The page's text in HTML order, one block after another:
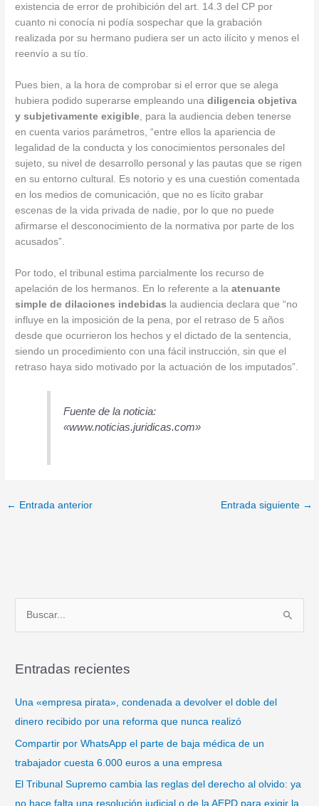
existencia de error de prohibición del art. 14.3 del CP por
cuanto ni conocía ni podía sospechar que la grabación
realizada por su hermano pudiera ser un acto ilícito y menos el
reenvío a su tío.
Pues bien, a la hora de comprobar si el error que se alega
hubiera podido superarse empleando unadiligencia objetiva
y subjetivamente exigible , para la audiencia deben tenerse
en cuenta varios parámetros, “entre ellos la apariencia de
legalidad de la conducta y los conocimientos personales del
sujeto, su nivel de desarrollo personal y las pautas que se rigen
en su entorno cultural. Es notorio y es una cuestión comentada
en los medios de comunicación, que no es lícito grabar
escenas de la vida privada de nadie, por lo que no puede
afirmarse el desconocimiento de la normativa por parte de los
acusados”.
Por todo, el tribunal estima parcialmente los recurso de
apelación de los hermanos. En lo referente a laatenuante
simple de dilaciones indebidas la audiencia declara que “no
influye en la imposición de la pena, por el retraso de 5 años
desde que ocurrieron los hechos y el dictado de la sentencia,
siendo un procedimiento con una fácil instrucción, sin que el
retraso haya sido motivado por la actuación de los imputados”.
Fuente de la noticia:
«www.noticias.juridicas.com»
← Entrada anterior Entrada siguiente →
c
Entradas recientes
Una «empresa pirata», condenada a devolver el doble del
dinero recibido por una reforma que nunca realizó
Compartir por WhatsApp el parte de baja médica de un
trabajador cuesta 6.000 euros a una empresa
El Tribunal Supremo cambia las reglas del derecho al olvido: ya
no hace falta una resolución judicial o de la AEPD para exigir la